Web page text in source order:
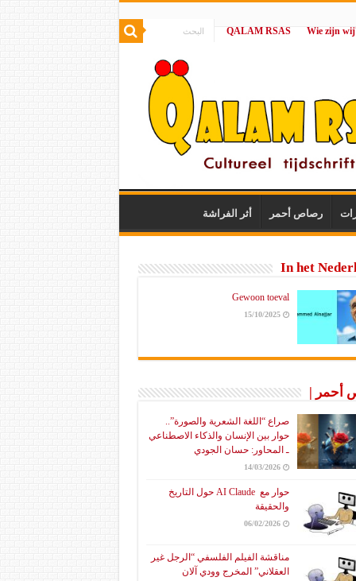
|
QALAM RSAS
رصاص أحمر أثر الفراشة
In het
Gewoon toeval
15/10/2025
أحمر |
صراع “اللغة الشعرية والصورة”..
حوار بين الإنسان والذكاء الاصطناعي
ـ المحاور: حسان الجودي
14/03/2026
حوار مع AI Claude حول التاريخ
والحقيقة
06/02/2026
مناقشة الفيلم الفلسفي “الرجل غير
العقلاني” المخرج وودي آلان